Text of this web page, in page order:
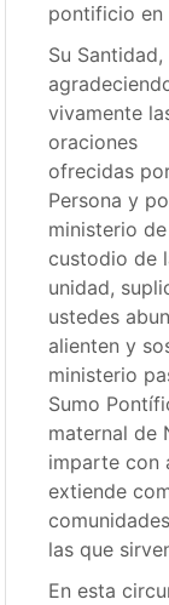
pontificio en
Su Santidad,
vivamente
oraciones
ofrecidas
Persona y
ministerio de
custodio de
unidad,
ustedes
alienten y
ministerio
Sumo
maternal de
imparte con
extiende
las que
En esta